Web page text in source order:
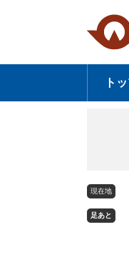
の
頭
ー
飛
ト
現在地
足あと